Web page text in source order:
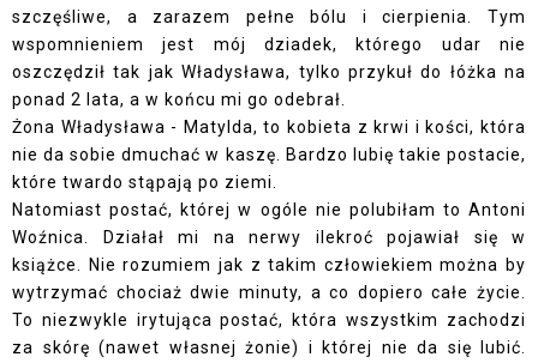
szczęśliwe, a zarazem pełne bólu i cierpienia. Tym
wspomnieniem jest mój dziadek, którego udar nie
oszczędził tak jak Władysława, tylko przykuł do łóżka na
ponad 2 lata, a w końcu mi go odebrał.
Żona Władysława - Matylda, to kobieta z krwi i kości, która
nie da sobie dmuchać w kaszę. Bardzo lubię takie postacie,
które twardo stąpają po ziemi.
Natomiast postać, której w ogóle nie polubiłam to Antoni
Woźnica. Działał mi na nerwy ilekroć pojawiał się w
książce. Nie rozumiem jak z takim człowiekiem można by
wytrzymać chociaż dwie minuty, a co dopiero całe życie.
To niezwykle irytująca postać, która wszystkim zachodzi
za skórę (nawet własnej żonie) i której nie da się lubić.